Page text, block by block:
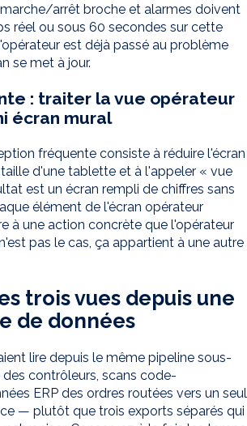
arrêt broche et alarmes doivent
réel ou sous 60 secondes sur cette
est déjà passé au problème
se met à jour.
: traiter la vue opérateur
écran mural
fréquente consiste à réduire l'écran
d'une tablette et à l'appeler « vue
est un écran rempli de chiffres sans
élément de l'écran opérateur
à une action concrète que l'opérateur
pas le cas, ça appartient à une autre
trois vues depuis une
de données
lire depuis le même pipeline sous-
contrôleurs, scans code-
ERP des ordres routées vers un seul
— plutôt que trois exports séparés qui